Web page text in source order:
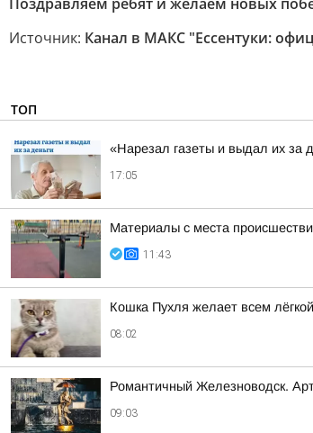
Источник: Канал в МАКС "Ессентуки:
ТОП
«Нарезал газеты и выдал их за
17:05
Материалы с места
11:43
Кошка Пухля желает всем
08:02
Романтичный Железноводск.
09:03